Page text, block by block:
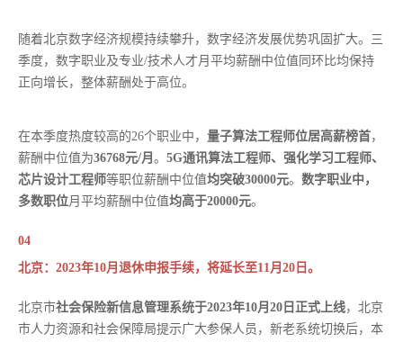
随着北京数字经济规模持续攀升，数字经济发展优势巩固扩大。三
季度，数字职业及专业/技术人才月平均薪酬中位值同环比均保持
正向增长，整体薪酬处于高位。
在本季度热度较高的26个职业中， 量子算法工程师位居高薪榜首，
薪酬中位值为36768元/月 。 5G通讯算法工程师、强化学习工程师、
芯片设计工程师等职位薪酬中位值均突破30000元。 数字职业中，
多数职位月平均薪酬中位值均高于20000元。
04
北京：2023年10月退休申报手续，将延长至11月20日。
北京市社会保险新信息管理系统于2023年10月20日正式上线，北京
市人力资源和社会保障局提示广大参保人员，新老系统切换后，本